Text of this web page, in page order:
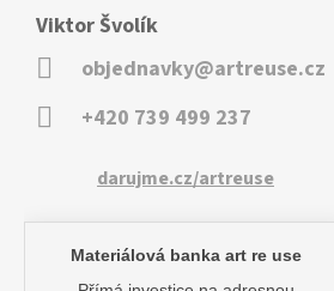
Viktor Švolík
objednavky@artreuse.cz
+420 739 499 237
darujme.cz/artreuse